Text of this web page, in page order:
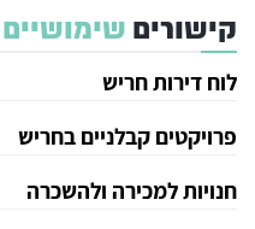
קישורים שימושיים
לוח דירות חריש
פרויקטים קבלניים בחריש
חנויות למכירה ולהשכרה